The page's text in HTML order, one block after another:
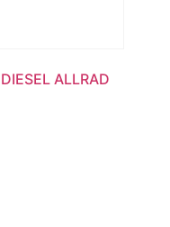
ALLRAD